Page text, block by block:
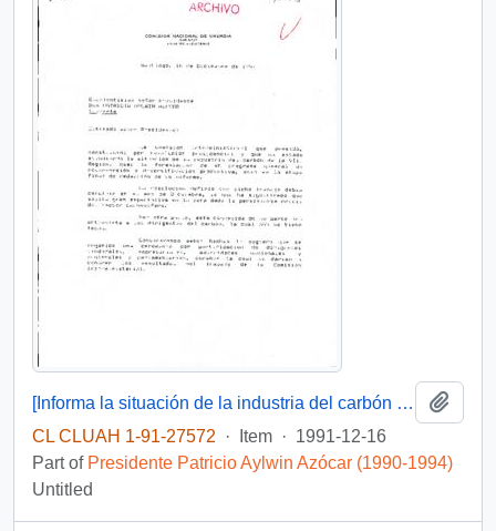
[Informa la situación de la industria del carbón de la VIII Región]
CL CLUAH 1-91-27572
· Item · 1991-12-16
Part of Presidente Patricio Aylwin Azócar (1990-1994)
Untitled